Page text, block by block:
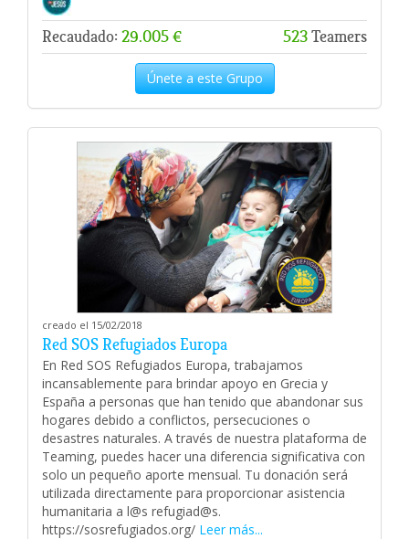
Recaudado: 29.005 € 523Teamers
Únete a este Grupo
creado el 15/02/2018
Red SOS Refugiados Europa
En Red SOS Refugiados Europa, trabajamos
incansablemente para brindar apoyo en Grecia y
España a personas que han tenido que abandonar sus
hogares debido a conflictos, persecuciones o
desastres naturales. A través de nuestra plataforma de
Teaming, puedes hacer una diferencia significativa con
solo un pequeño aporte mensual. Tu donación será
utilizada directamente para proporcionar asistencia
humanitaria a l@s refugiad@s.
https://sosrefugiados.org/ Leer más...